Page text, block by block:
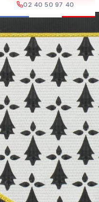
02 40 50 97 40